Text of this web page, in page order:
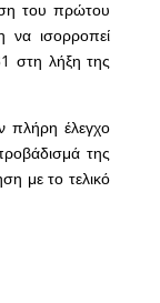
του πρώτου
να ισορροπεί
στη λήξη της
πλήρη έλεγχο
της
με το τελικό